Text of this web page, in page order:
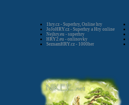
1hry.cz - Superhry, Online hry
JoJoHRY.cz - Superhry a Hry online
Nejhry.eu - superhry
HRY2.eu - onlinovky
SeznamHRY.cz - 1000her